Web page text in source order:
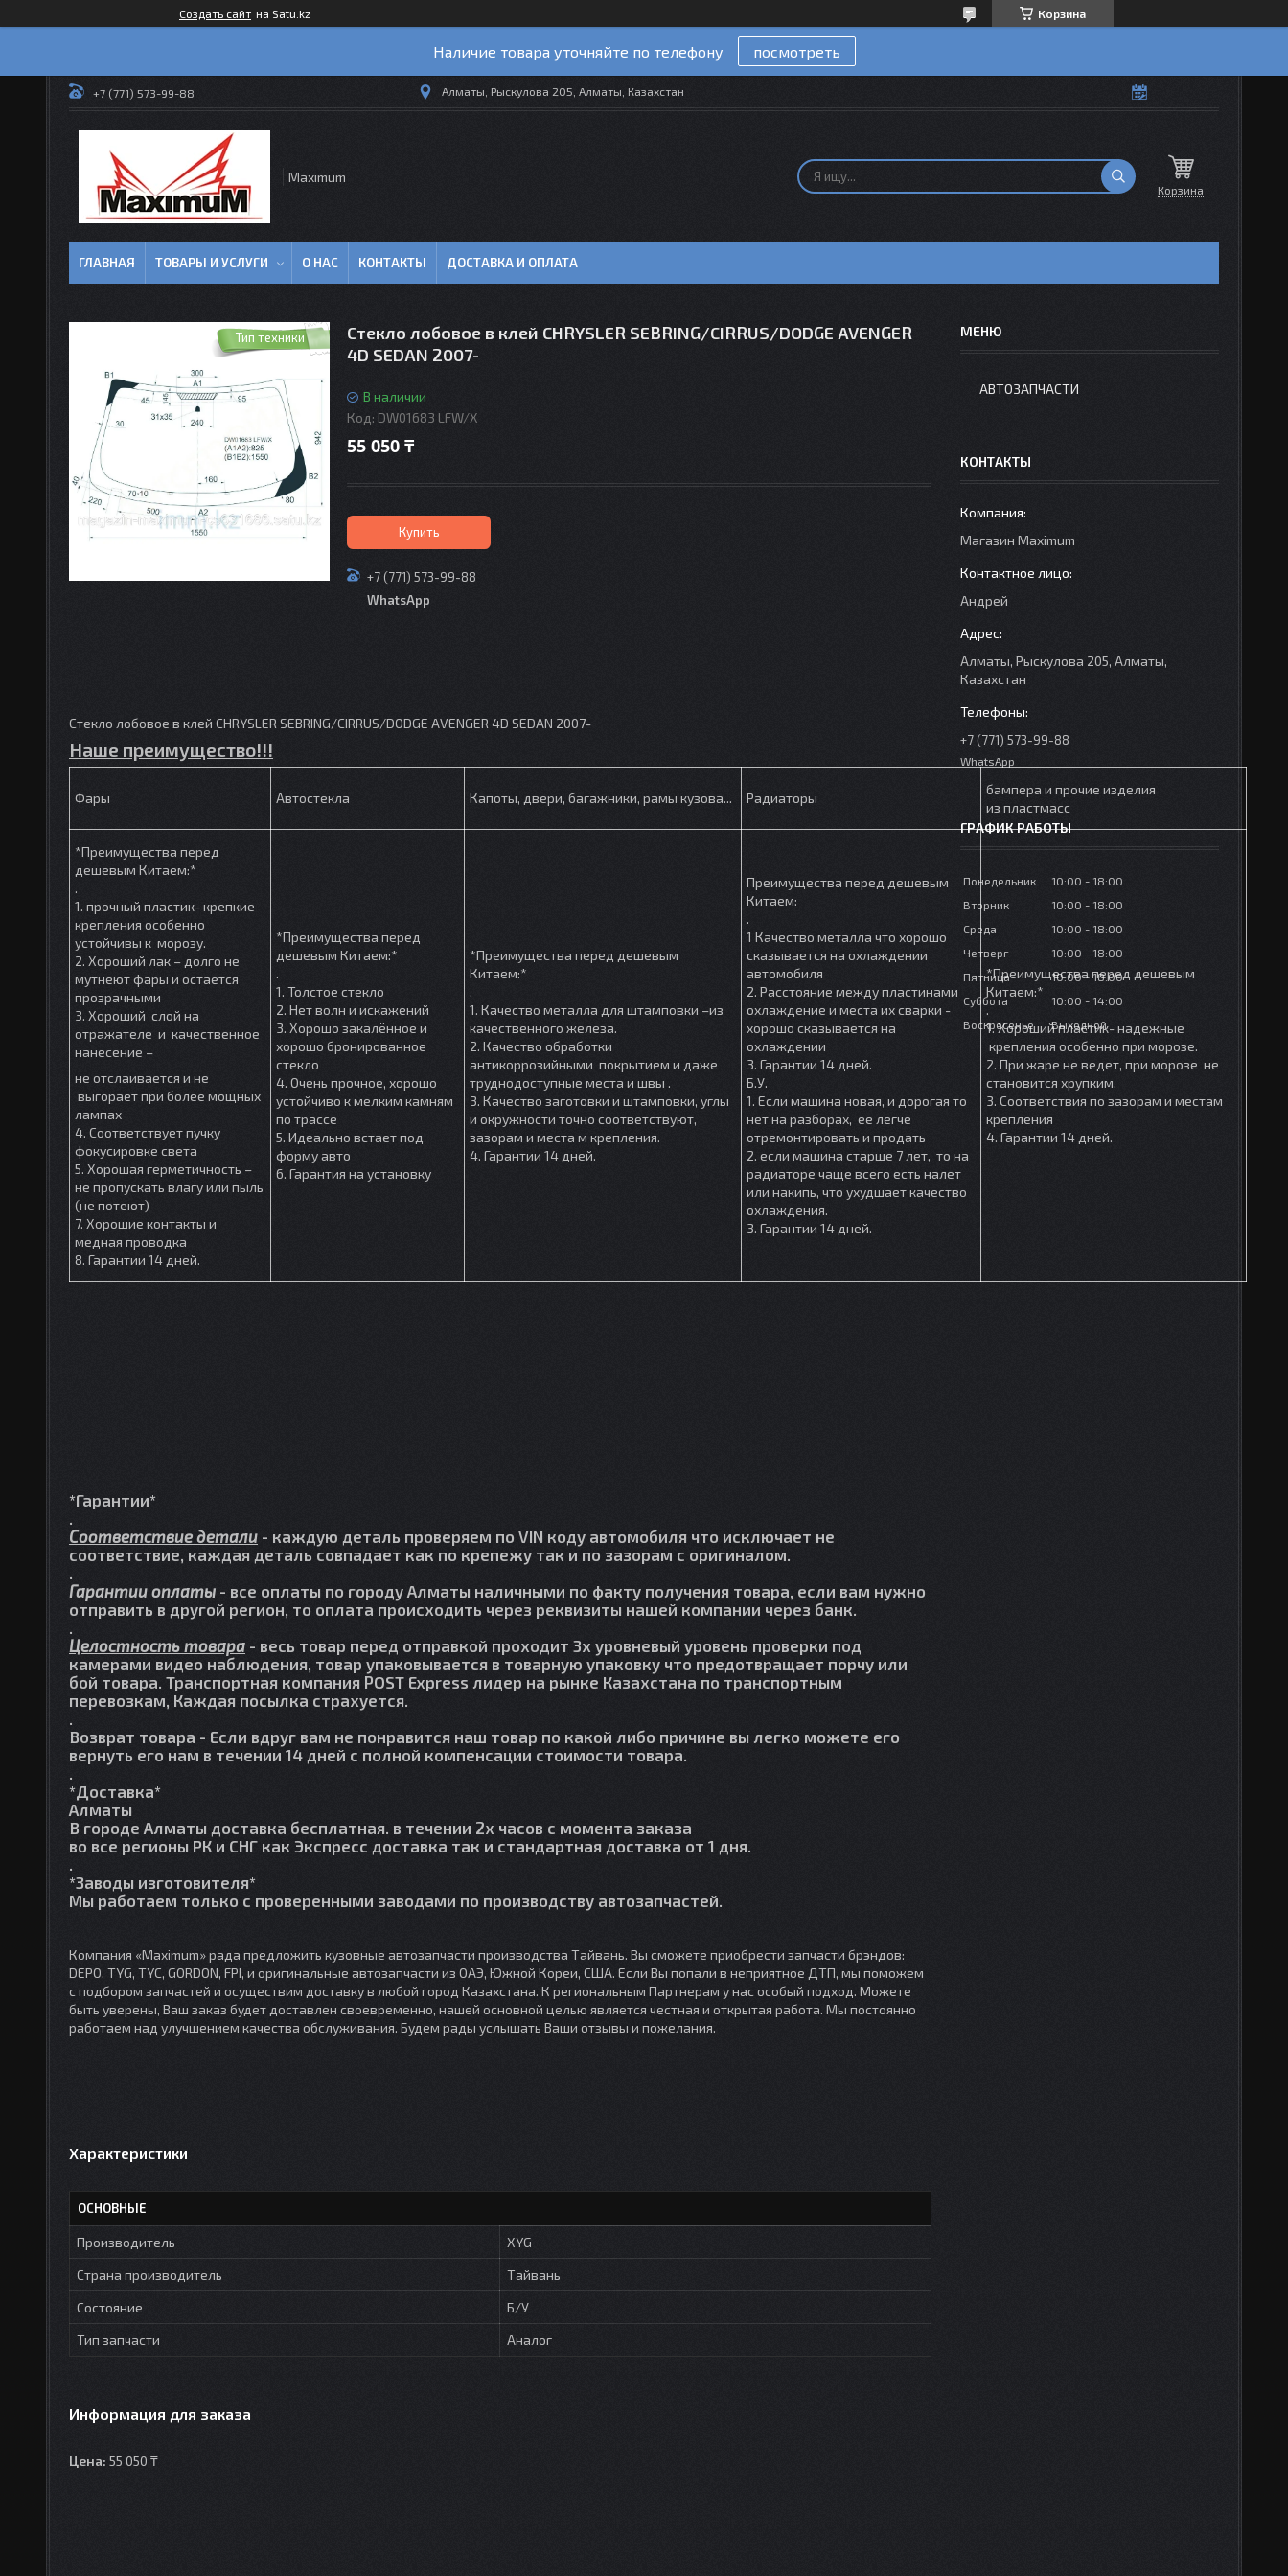
Создать сайт на Satu.kz Корзина
Наличие товара уточняйте по телефону посмотреть
+7 (771) 573-99-88 Алматы, Рыскулова 205, Алматы, Казахстан
Maximum
Корзина
ГЛАВНАЯ ТОВАРЫ И УСЛУГИ О НАС КОНТАКТЫ ДОСТАВКА И ОПЛАТА
Тип техники
Стекло лобовое в клей CHRYSLER SEBRING/CIRRUS/DODGE AVENGER
4D SEDAN 2007-
В наличии
Код: DW01683 LFW/X
55 050 ₸
Купить
+7 (771) 573-99-88
WhatsApp
Стекло лобовое в клей CHRYSLER SEBRING/CIRRUS/DODGE AVENGER 4D SEDAN 2007-
Наше преимущество!!!
Фары Автостекла Капоты, двери, багажники, рамы кузова... Радиаторы
бампера и прочие изделия
из пластмасс
*Преимущества перед
дешевым Китаем:*
.
1. прочный пластик- крепкие
крепления особенно
устойчивы к морозу.
2. Хороший лак – долго не
мутнеют фары и остается
прозрачными
3. Хороший слой на
отражателе и качественное
нанесение –
не отслаивается и не
выгорает при более мощных
лампах
4. Соответствует пучку
фокусировке света
5. Хорошая герметичность –
не пропускать влагу или пыль
(не потеют)
7. Хорошие контакты и
медная проводка
8. Гарантии 14 дней.
*Преимущества перед
дешевым Китаем:*
.
1. Толстое стекло
2. Нет волн и искажений
3. Хорошо закалённое и
хорошо бронированное
стекло
4. Очень прочное, хорошо
устойчиво к мелким камням
по трассе
5. Идеально встает под
форму авто
6. Гарантия на установку
*Преимущества перед дешевым
Китаем:*
.
1. Качество металла для штамповки –из
качественного железа.
2. Качество обработки
антикоррозийными покрытием и даже
труднодоступные места и швы .
3. Качество заготовки и штамповки, углы
и окружности точно соответствуют,
зазорам и места м крепления.
4. Гарантии 14 дней.
Преимущества перед дешевым
Китаем:
.
1 Качество металла что хорошо
сказывается на охлаждении
автомобиля
2. Расстояние между пластинами
охлаждение и места их сварки -
хорошо сказывается на
охлаждении
3. Гарантии 14 дней.
Б.У.
1. Если машина новая, и дорогая то
нет на разборах, ее легче
отремонтировать и продать
2. если машина старше 7 лет, то на
радиаторе чаще всего есть налет
или накипь, что ухудшает качество
охлаждения.
3. Гарантии 14 дней.
*Преимущества перед дешевым
Китаем:*
.
1. Хороший пластик- надежные
крепления особенно при морозе.
2. При жаре не ведет, при морозе не
становится хрупким.
3. Соответствия по зазорам и местам
крепления
4. Гарантии 14 дней.
*Гарантии*
.
Соответствие детали - каждую деталь проверяем по VIN коду автомобиля что исключает не
соответствие, каждая деталь совпадает как по крепежу так и по зазорам с оригиналом.
.
Гарантии оплаты - все оплаты по городу Алматы наличными по факту получения товара, если вам нужно
отправить в другой регион, то оплата происходить через реквизиты нашей компании через банк.
.
Целостность товара - весь товар перед отправкой проходит 3х уровневый уровень проверки под
камерами видео наблюдения, товар упаковывается в товарную упаковку что предотвращает порчу или
бой товара. Транспортная компания POST Express лидер на рынке Казахстана по транспортным
перевозкам, Каждая посылка страхуется.
.
Возврат товара - Если вдруг вам не понравится наш товар по какой либо причине вы легко можете его
вернуть его нам в течении 14 дней с полной компенсации стоимости товара.
.
*Доставка*
Алматы
В городе Алматы доставка бесплатная. в течении 2х часов с момента заказа
во все регионы РК и СНГ как Экспресс доставка так и стандартная доставка от 1 дня.
.
*Заводы изготовителя*
Мы работаем только с проверенными заводами по производству автозапчастей.
Компания «Maximum» рада предложить кузовные автозапчасти производства Тайвань. Вы сможете приобрести запчасти брэндов:
DEPO, TYG, TYC, GORDON, FPI, и оригинальные автозапчасти из ОАЭ, Южной Кореи, США. Если Вы попали в неприятное ДТП, мы поможем
с подбором запчастей и осуществим доставку в любой город Казахстана. К региональным Партнерам у нас особый подход. Можете
быть уверены, Ваш заказ будет доставлен своевременно, нашей основной целью является честная и открытая работа. Мы постоянно
работаем над улучшением качества обслуживания. Будем рады услышать Ваши отзывы и пожелания.
Характеристики
ОСНОВНЫЕ
Производитель
XYG
Страна производитель
Тайвань
Состояние
Б/У
Тип запчасти
Аналог
Информация для заказа
Цена: 55 050 ₸
АВТОЗАПЧАСТИ
КОНТАКТЫ
Mагазин Maximum
Андрей
Алматы, Рыскулова 205, Алматы,
Казахстан
+7 (771) 573-99-88
WhatsApp
ГРАФИК РАБОТЫ
Понедельник 10:00
18:00
Вторник
10:00
18:00
Среда
10:00
18:00
Четверг
10:00
18:00
Пятница
10:00
18:00
Суббота
10:00
14:00
Воскресенье
Выходной